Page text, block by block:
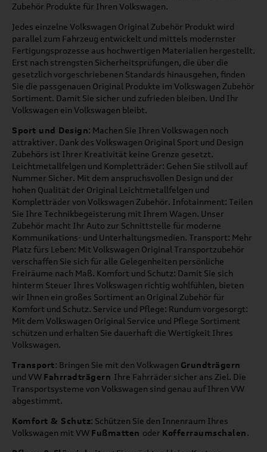
Zubehör Produkte für Ihren Volkswagen.
Jedes einzelne Volkswagen Original Zubehör Produkt wird
parallel zum Fahrzeug entwickelt und mittels modernster
Fertigungsprozesse aus hochwertigen Materialien hergestellt.
Erst nach strengsten Sicherheitsprüfungen, die über die
gesetzlich vorgeschriebenen Standards hinausgehen, finden
Sie die passgenauen Original Produkte im Volkswagen Zubehör
Sortiment. Damit Sie sicher und zufrieden bleiben. Und Ihr
Volkswagen ein Volkswagen bleibt.
Sport und Design: Machen Sie Ihren Volkswagen noch
attraktiver. Dank des Volkswagen Original Sport und Design
Zubehörs ist Ihrer Kreativität keine Grenze gesetzt.
Leichtmetallfelgen und Kompletträder: Gehen Sie stilvoll auf
Nummer Sicher. Mit dem anspruchsvollen Design und der
hohen Qualität der Original Leichtmetallfelgen und
Kompletträder von Volkswagen Zubehör. Infotainment: Teilen
Sie Ihre Technikbegeisterung mit Ihrem Wagen. Unser
Zubehör macht Ihr Auto zur Schnittstelle für moderne
Kommunikations- und Unterhaltungsmedien. Transport: Mehr
Platz fürs Leben: Mit Volkswagen Original Transportzubehör
verschaffen Sie sich für alle Gelegenheiten persönliche
Freiräume nach Maß. Komfort und Schutz: Damit Sie sich
hinterm Steuer Ihres Volkswagen richtig wohlfühlen, bieten
wir Ihnen ein großes Sortiment an Original Zubehör für
Komfort und Schutz. Service und Pflege: Rundum vorgesorgt:
Mit dem Volkswagen Original Service und Pflege Sortiment
schützen und erhalten Sie dauerhaft die Wertigkeit Ihres
Volkswagen.
Transport: Bringen Sie mit den Volkwagen Grundträgern
und VW Fahrradträgern Ihre Fahrräder sicher ans Ziel. Die
Transportsysteme von Volkswagen sind genau auf Ihren VW
abgestimmt.
Komfort & Schutz: Schützen Sie den Innenraum Ihres
Volkswagen mit VW Fußmatten oder Kofferraumschalen.